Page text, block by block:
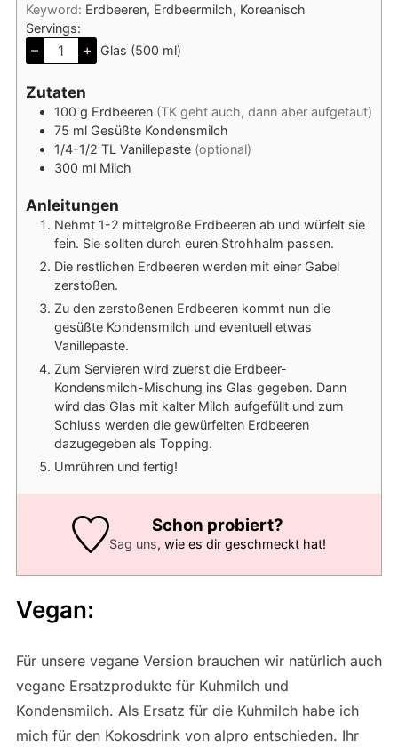
Keyword: Erdbeeren, Erdbeermilch, Koreanisch
Servings:
– + Glas (500 ml)
Zutaten
100 g Erdbeeren (TK geht auch, dann aber aufgetaut)
75 ml Gesüßte Kondensmilch
1/4-1/2 TL Vanillepaste (optional)
300 ml Milch
Anleitungen
Nehmt 1-2 mittelgroße Erdbeeren ab und würfelt sie
fein. Sie sollten durch euren Strohhalm passen.
Die restlichen Erdbeeren werden mit einer Gabel
zerstoßen.
Zu den zerstoßenen Erdbeeren kommt nun die
gesüßte Kondensmilch und eventuell etwas
Vanillepaste.
Zum Servieren wird zuerst die Erdbeer-
Kondensmilch-Mischung ins Glas gegeben. Dann
wird das Glas mit kalter Milch aufgefüllt und zum
Schluss werden die gewürfelten Erdbeeren
dazugegeben als Topping.
Umrühren und fertig!
Schon probiert?
Sag uns, wie es dir geschmeckt hat!
Vegan:
Für unsere vegane Version brauchen wir natürlich auch
vegane Ersatzprodukte für Kuhmilch und
Kondensmilch. Als Ersatz für die Kuhmilch habe ich
mich für den Kokosdrink von alpro entschieden. Ihr